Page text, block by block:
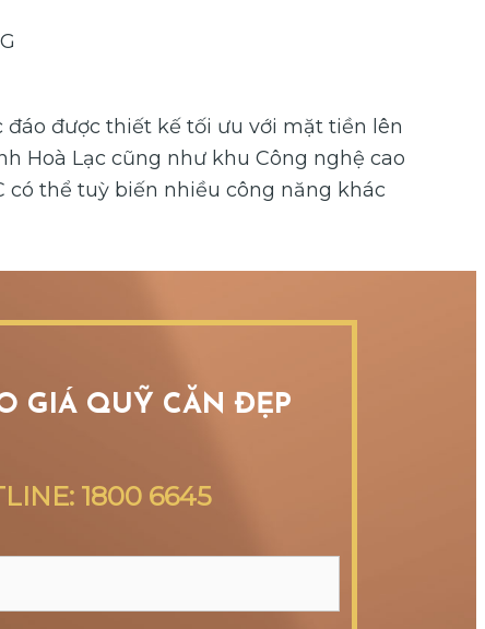
đáo được thiết kế tối ưu với mặt tiền lên
Hoà Lạc cũng như khu Công nghệ cao
có thể tuỳ biến nhiều công năng khác
GIÁ QUỸ CĂN ĐẸP
1800 6645